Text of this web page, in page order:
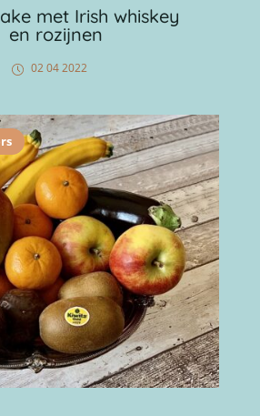
met Irish whiskey
en rozijnen
02 04 2022